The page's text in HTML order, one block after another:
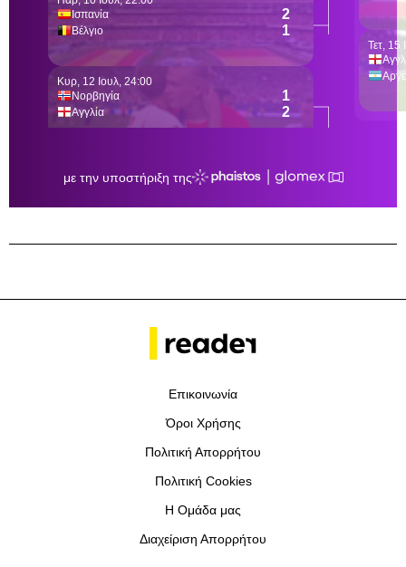
Επικοινωνία
Όροι Χρήσης
Πολιτική Απορρήτου
Πολιτική Cookies
Η Ομάδα μας
Διαχείριση Απορρήτου